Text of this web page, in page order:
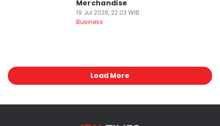
Merchandise
19 Jul 2026, 22:03 WIB
Business
Load More